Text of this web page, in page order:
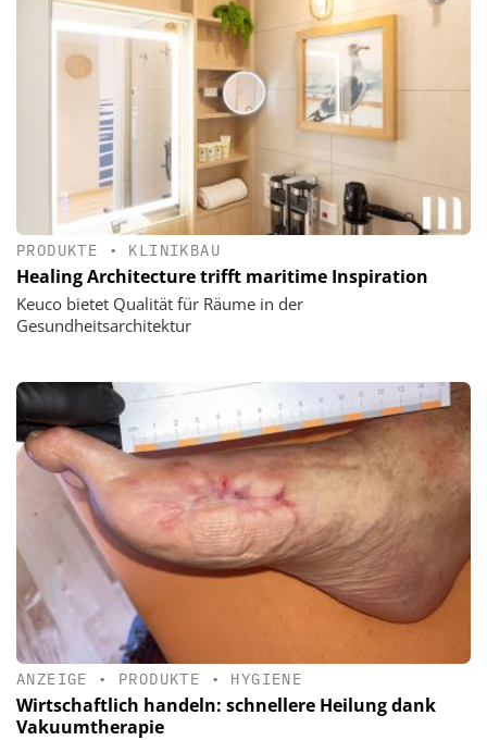
PRODUKTE • KLINIKBAU
Healing Architecture trifft maritime Inspiration
Keuco bietet Qualität für Räume in der
Gesundheitsarchitektur
ANZEIGE • PRODUKTE • HYGIENE
Wirtschaftlich handeln: schnellere Heilung dank
Vakuumtherapie